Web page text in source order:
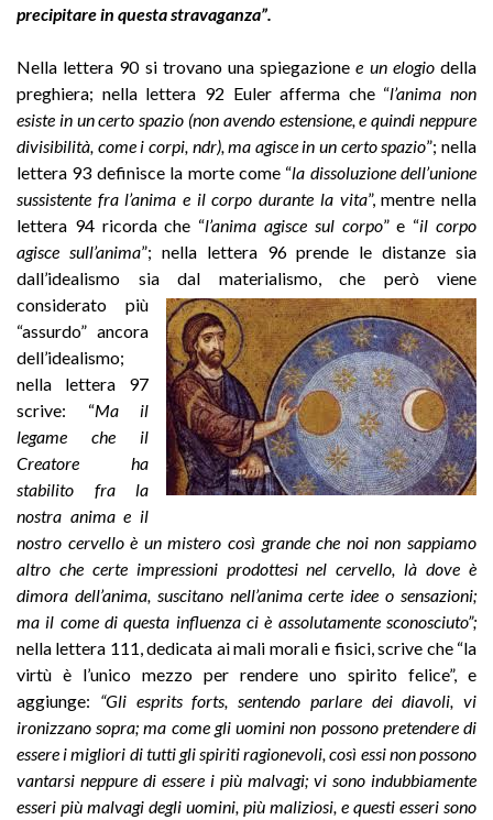
precipitare in questa stravaganza”.
Nella lettera 90 si trovano una spiegazione e un elogiodella
preghiera; nella lettera 92 Euler afferma che “l’anima non
esiste in un certo spazio (non avendo estensione, e quindi neppure
divisibilità, come i corpi, ndr), ma agisce in un certo spazio”; nella
lettera 93 definisce la morte come “la dissoluzione dell’unione
sussistente fra l’anima e il corpo durante la vita”, mentre nella
lettera 94 ricorda che “l’anima agisce sul corpo” e “il corpo
agisce sull’anima”; nella lettera 96 prende le distanze sia
dall’idealismo sia dal materialismo, che però viene
considerato più
“assurdo” ancora
dell’idealismo;
nella lettera 97
scrive: “Ma il
legame che il
Creatore ha
stabilito fra la
nostra anima e il
nostro cervello è un mistero così grande che noi non sappiamo
altro che certe impressioni prodottesi nel cervello, là dove è
dimora dell’anima, suscitano nell’anima certe idee o sensazioni;
ma il come di questa influenza ci è assolutamente sconosciuto”;
nella lettera 111, dedicata ai mali morali e fisici, scrive che “la
virtù è l’unico mezzo per rendere uno spirito felice”, e
aggiunge: “Gli esprits forts, sentendo parlare dei diavoli, vi
ironizzano sopra; ma come gli uomini non possono pretendere di
essere i migliori di tutti gli spiriti ragionevoli, così essi non possono
vantarsi neppure di essere i più malvagi; vi sono indubbiamente
esseri più malvagi degli uomini, più maliziosi, e questi esseri sono